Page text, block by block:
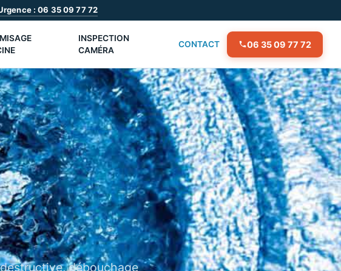
: 06 35 09 77 72
INSPECTION
CAMÉRA
CONTACT 06 35 09 77 72
débouchage